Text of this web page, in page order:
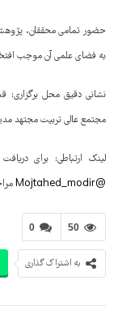
حضور تمامی محققان،
به فضای علمی آن موجب
مجتمع عالی تربیت مجتهد
لینک ارتباطی: برای
@Mojtahed_modir
0 50
به اشتراک گذاری